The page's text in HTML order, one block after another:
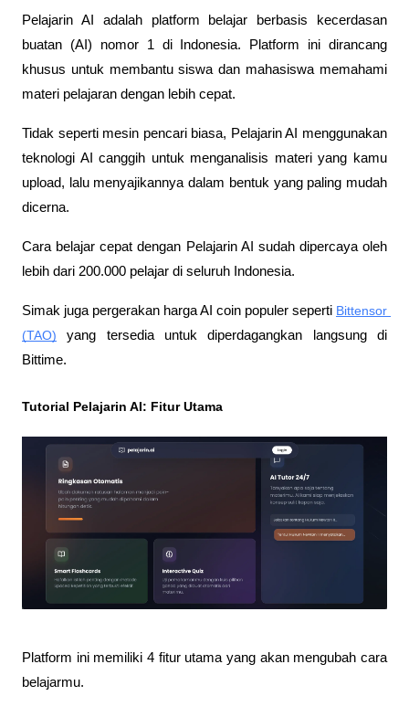
Pelajarin AI adalah platform belajar berbasis kecerdasan
buatan (AI) nomor 1 di Indonesia. Platform ini dirancang
khusus untuk membantu siswa dan mahasiswa memahami
materi pelajaran dengan lebih cepat.
Tidak seperti mesin pencari biasa, Pelajarin AI menggunakan
teknologi AI canggih untuk menganalisis materi yang kamu
upload, lalu menyajikannya dalam bentuk yang paling mudah
dicerna.
Cara belajar cepat dengan Pelajarin AI sudah dipercaya oleh
lebih dari 200.000 pelajar di seluruh Indonesia.
Simak juga pergerakan harga AI coin populer seperti Bittensor
(TAO) yang tersedia untuk diperdagangkan langsung di
Bittime.
Tutorial Pelajarin AI: Fitur Utama
Platform ini memiliki 4 fitur utama yang akan mengubah cara
belajarmu.